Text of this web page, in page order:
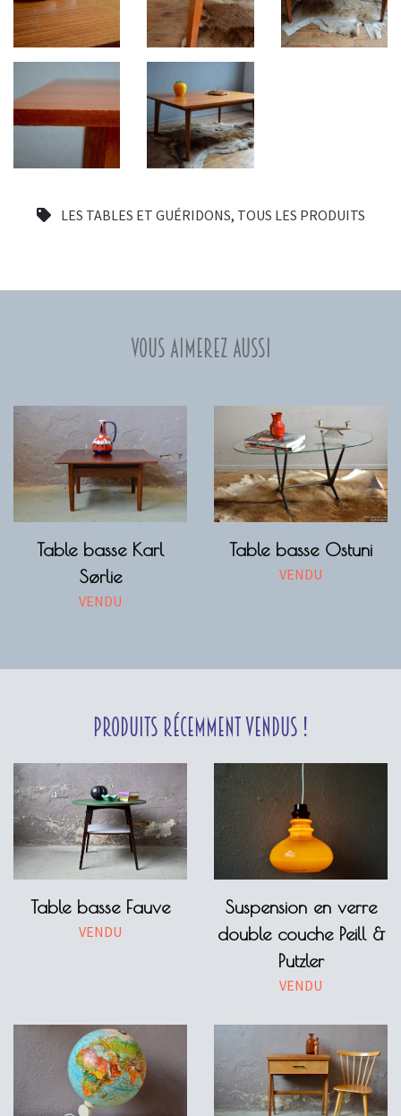
LES TABLES ET GUÉRIDONS, TOUS LES PRODUITS
Vous aimerez aussi
Table basse Karl
Sørlie
VENDU
Table basse Ostuni
VENDU
Produits récemment vendus !
Table basse Fauve
VENDU
Suspension en verre
double couche Peill &
Putzler
VENDU